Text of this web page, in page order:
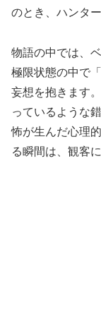
のとき、ハンタ
物語の中では、
極限状態の中で
妄想を抱きます
っているような
怖が生んだ心理
る瞬間は、観客